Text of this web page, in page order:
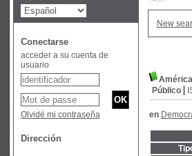
New
Público
en
Conectarse
acceder a su cuenta de
usuario
Olvidé mi contraseña
Dirección